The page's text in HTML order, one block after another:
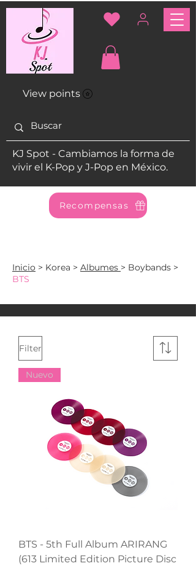
View points
KJ Spot - Cambiamos la forma de
vivir el K-Pop y J-Pop en México.
Recompensas
Inicio > Korea > Albumes > Boybands >
BTS
Filter
Nuevo
BTS - 5th Full Album ARIRANG
(613 Limited Edition Picture Disc